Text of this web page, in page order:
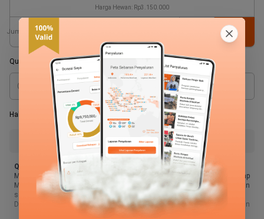
Harga Hewan: Rp3.150.000
Jumlah Bagian
Qurban atas nama(wajib isi)
Hak Pequrban(wajib isi)
Sedekahkan Hak saya Kirimkan Hak saya
Qurban Mu Ikut Menyambung Harapan Hidup Mereka,
Menunaikan ibadah qurban tentunya menjadi mimpi besar lain setiap
Muslim di dunia, memenuhi panggilan Allah dan mendapat kemuliaan
serta pahala yang berlipat ganda.
Dan sisi baik lain ibadah qurban yang sahabat tunaikan adalah, selain
sebagai ikhtiar mendekatkan diri dan bentuk penghambaan pada Allah